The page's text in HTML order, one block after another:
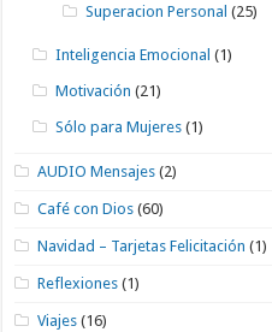
Superacion Personal (25)
Inteligencia Emocional (1)
Motivación (21)
Sólo para Mujeres (1)
AUDIO Mensajes (2)
Café con Dios (60)
Navidad – Tarjetas Felicitación (1)
Reflexiones (1)
Viajes (16)